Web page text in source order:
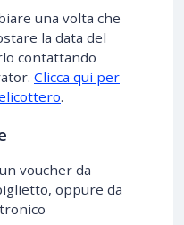
una volta che
la data del
contattando
Clicca qui per
.
voucher da
oppure da